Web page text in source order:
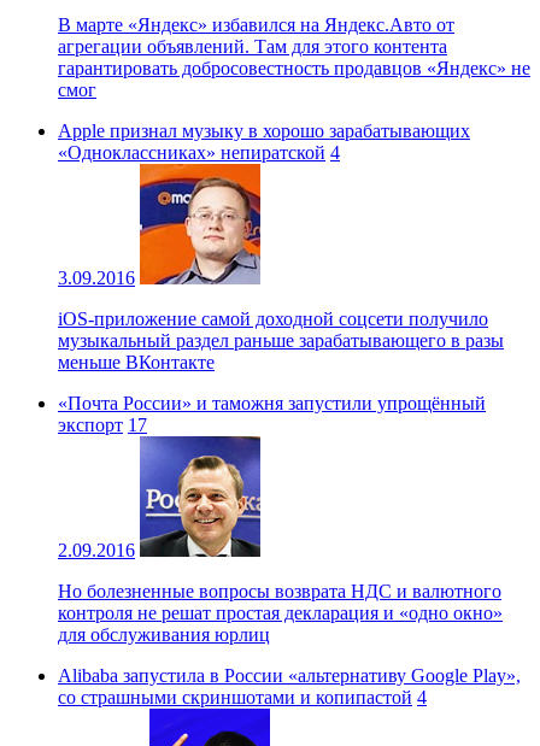
В марте «Яндекс» избавился на Яндекс.Авто от
агрегации объявлений. Там для этого контента
гарантировать добросовестность продавцов «Яндекс» не
смог
Apple признал музыку в хорошо зарабатывающих
«Одноклассниках» непиратской 4
3.09.2016
iOS-приложение самой доходной соцсети получило
музыкальный раздел раньше зарабатывающего в разы
меньше ВКонтакте
«Почта России» и таможня запустили упрощённый
экспорт 17
2.09.2016
Но болезненные вопросы возврата НДС и валютного
контроля не решат простая декларация и «одно окно»
для обслуживания юрлиц
Alibaba запустила в России «альтернативу Google Play»,
со страшными скриншотами и копипастой 4